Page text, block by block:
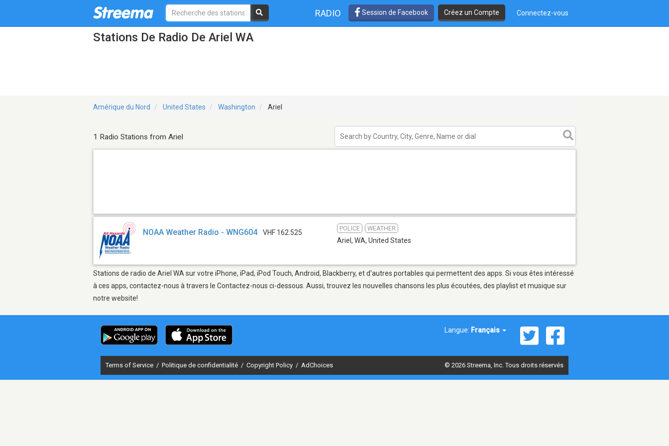
RADIO Session de Facebook Créez un Compte Connectez-vous
Stations De Radio De Ariel WA
Amérique du Nord United States Washington Ariel
1 Radio Stations from Ariel
NOAA Weather Radio - WNG604 VHF 162.525
POLICE WEATHER
Ariel, WA, United States
Stations de radio de Ariel WA sur votre iPhone, iPad, iPod Touch, Android, Blackberry, et d'autres portables qui permettent des apps. Si vous êtes intéressé
à ces apps, contactez-nous à travers le Contactez-nous ci-dessous. Aussi, trouvez les nouvelles chansons les plus écoutées, des playlist et musique sur
notre website!
Langue: Français
Terms of Service / Politique de confidentialité / Copyright Policy / AdChoices © 2026 Streema, Inc. Tous droits réservés